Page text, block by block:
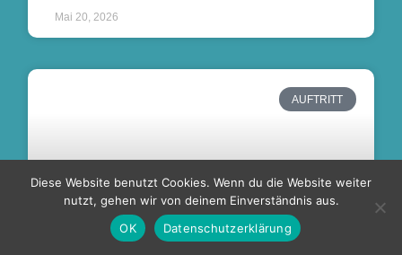
Mai 20, 2026
AUFTRITT
Diese Website benutzt Cookies. Wenn du die Website weiter
nutzt, gehen wir von deinem Einverständnis aus.
OK
Datenschutzerklärung